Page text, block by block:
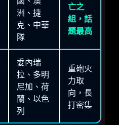
洲、捷
克、中華
隊
亡之
組，話
題最高
委內瑞
拉、多明
尼加、荷
蘭、以色
列
重砲火
力取
向，長
打密集